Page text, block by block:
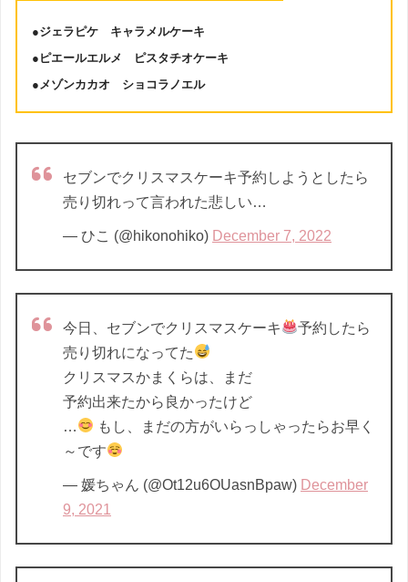
●ジェラピケ キャラメルケーキ
●ピエールエルメ ピスタチオケーキ
●メゾンカカオ ショコラノエル
セブンでクリスマスケーキ予約しようとしたら
売り切れって言われた悲しい…
— ひこ (@hikonohiko) December 7, 2022
今日、セブンでクリスマスケーキ
予約したら
売り切れになってた
クリスマスかまくらは、まだ
予約出来たから良かったけど
…
もし、まだの方がいらっしゃったらお早く
～です
— 媛ちゃん (@Ot12u6OUasnBpaw) December
9, 2021